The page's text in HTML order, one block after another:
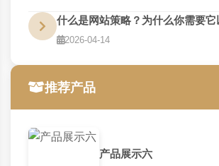
2026-04-14
推荐产品
产品展示六